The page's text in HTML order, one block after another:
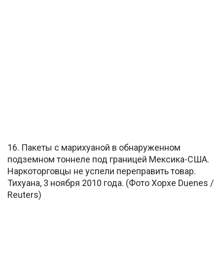
16. Пакеты с марихуаной в обнаруженном
подземном тоннеле под границей Мексика-США.
Наркоторговцы не успели переправить товар.
Тихуана, 3 ноября 2010 года. (Фото Хорхе Duenes /
Reuters)